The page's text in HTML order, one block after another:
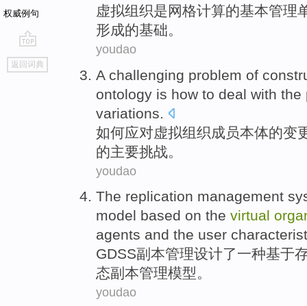
权威例句
go
top
返回词典
虚拟组织是网格计算的基本管理
形成的基础。
youdao
A challenging problem of
ontology is how to deal with
variations.
如何应对虚拟组织成员本体的变
的主要挑战。
youdao
The replication management
model based on the virtual
agents and the user
GDSS副本管理设计了一种基于
态副本管理模型。
youdao